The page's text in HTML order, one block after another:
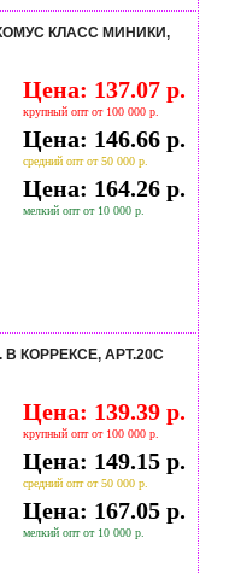
КЛАСС МИНИКИ,
Цена: 137.07 р.
крупный опт от 100 000 р.
Цена: 146.66 р.
средний опт от 50 000 р.
Цена: 164.26 р.
мелкий опт от 10 000 р.
КОРРЕКСЕ, АРТ.20С
Цена: 139.39 р.
крупный опт от 100 000 р.
Цена: 149.15 р.
средний опт от 50 000 р.
Цена: 167.05 р.
мелкий опт от 10 000 р.